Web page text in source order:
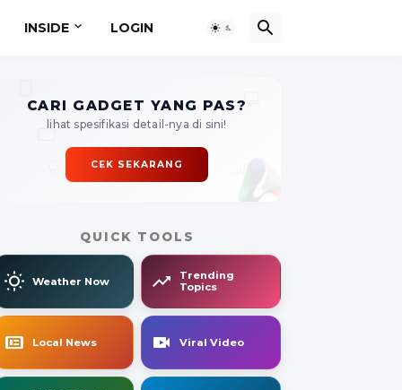
INSIDE LOGIN
CARI GADGET YANG PAS?
lihat spesifikasi detail-nya di sini!
CEK SEKARANG
QUICK TOOLS
Weather Now
Trending
Topics
Local News Viral Video